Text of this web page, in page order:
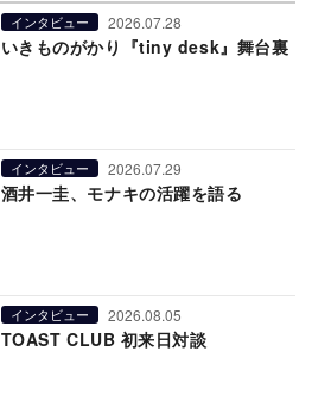
インタビュー 2026.07.28
いきものがかり『tiny desk』舞台裏
インタビュー 2026.07.29
酒井一圭、モナキの活躍を語る
インタビュー 2026.08.05
TOAST CLUB 初来日対談